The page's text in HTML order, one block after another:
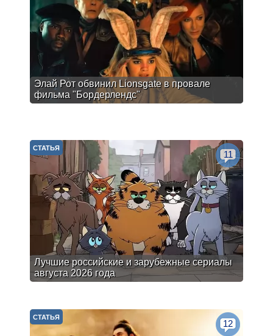
Элай Рот обвинил Lionsgate в провале
фильма "Бордерлендс"
Лучшие российские и зарубежные сериалы
августа 2026 года
СТАТЬЯ
11
СТАТЬЯ
12